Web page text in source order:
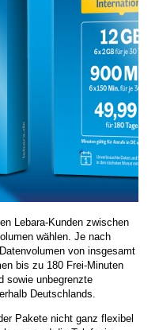
Lebara-Kunden zwischen
wählen. Je nach
von insgesamt
bis zu 180 Frei-Minuten
sowie unbegrenzte
Deutschlands.
Pakete nicht ganz flexibel